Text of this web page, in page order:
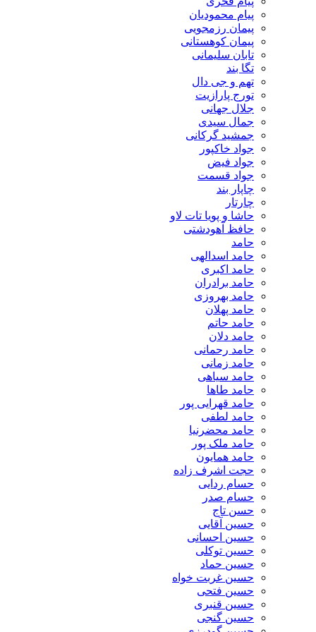
پیام محمودیان
پیمان رزمجویی
پیمان کوهستانی
تابان سلیمانی
تگا بند
تهم و جی دال
تورج پارازیت
جلال جهانی
جمال سیدی
جمشید گرکانی
جواد خاکپور
جواد فیض
جواد قسمت
چاپار بند
چارتار
حاشا و پویا تات لاو
حافظ آهودشتی
حامد
حامد اسدالهی
حامد اکبری
حامد برادران
حامد بهروزی
حامد پهلان
حامد حاتم
حامد دلان
حامد رحمانی
حامد زمانی
حامد سیاهی
حامد طاها
حامد قهرایی پور
حامد لطفی
حامد محضرنیا
حامد ملک پور
حامد همایون
حجت اشرف زاده
حسام ردایی
حسام صدر
حسن تاج
حسین آقایی
حسین احسانی
حسین توکلی
حسین حماد
حسین غربت خواه
حسین فتحی
حسین قنبری
حسین گنجی